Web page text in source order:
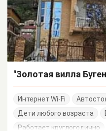
"Золотая вилла
Интернет Wi-Fi
Дети любого возраста
Работает круглогодично